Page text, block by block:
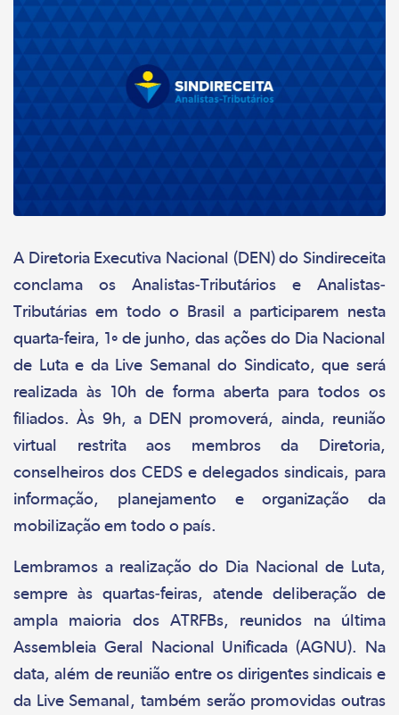
A Diretoria Executiva Nacional (DEN) do Sindireceita
conclama os Analistas-Tributários e Analistas-
Tributárias em todo o Brasil a participarem nesta
quarta-feira, 1º de junho, das ações do Dia Nacional
de Luta e da Live Semanal do Sindicato, que será
realizada às 10h de forma aberta para todos os
filiados. Às 9h, a DEN promoverá, ainda, reunião
virtual restrita aos membros da Diretoria,
conselheiros dos CEDS e delegados sindicais, para
informação, planejamento e organização da
mobilização em todo o país.
Lembramos a realização do Dia Nacional de Luta,
sempre às quartas-feiras, atende deliberação de
ampla maioria dos ATRFBs, reunidos na última
Assembleia Geral Nacional Unificada (AGNU). Na
data, além de reunião entre os dirigentes sindicais e
da Live Semanal, também serão promovidas outras